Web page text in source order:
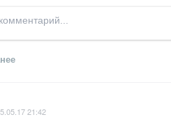
21:42